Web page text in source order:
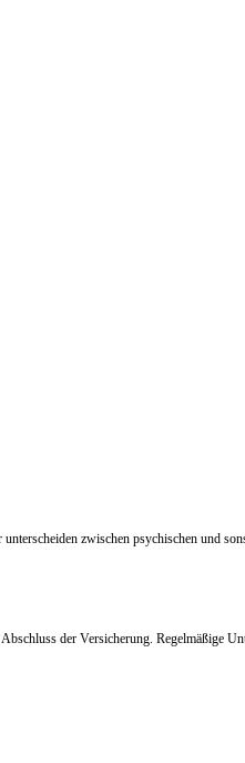
zwischen psychischen und
der Versicherung. Regelmäßige